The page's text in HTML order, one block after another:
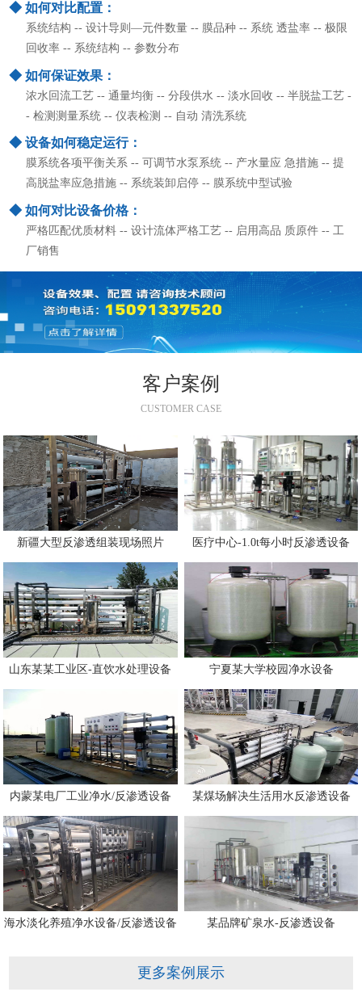
◆ 如何对比配置：
系统结构 -- 设计导则—元件数量 -- 膜品种 -- 系统 透盐率 -- 极限
回收率 -- 系统结构 -- 参数分布
◆ 如何保证效果：
浓水回流工艺 -- 通量均衡 -- 分段供水 -- 淡水回收 -- 半脱盐工艺 -
- 检测测量系统 -- 仪表检测 -- 自动 清洗系统
◆ 设备如何稳定运行：
膜系统各项平衡关系 -- 可调节水泵系统 -- 产水量应 急措施 -- 提
高脱盐率应急措施 -- 系统装卸启停 -- 膜系统中型试验
◆ 如何对比设备价格：
严格匹配优质材料 -- 设计流体严格工艺 -- 启用高品 质原件 -- 工
厂销售
客户案例
CUSTOMER CASE
新疆大型反渗透组装现场照片 医疗中心-1.0t每小时反渗透设备
山东某某工业区-直饮水处理设备 宁夏某大学校园净水设备
内蒙某电厂工业净水/反渗透设备 某煤场解决生活用水反渗透设备
海水淡化养殖净水设备/反渗透设备 某品牌矿泉水-反渗透设备
更多案例展示